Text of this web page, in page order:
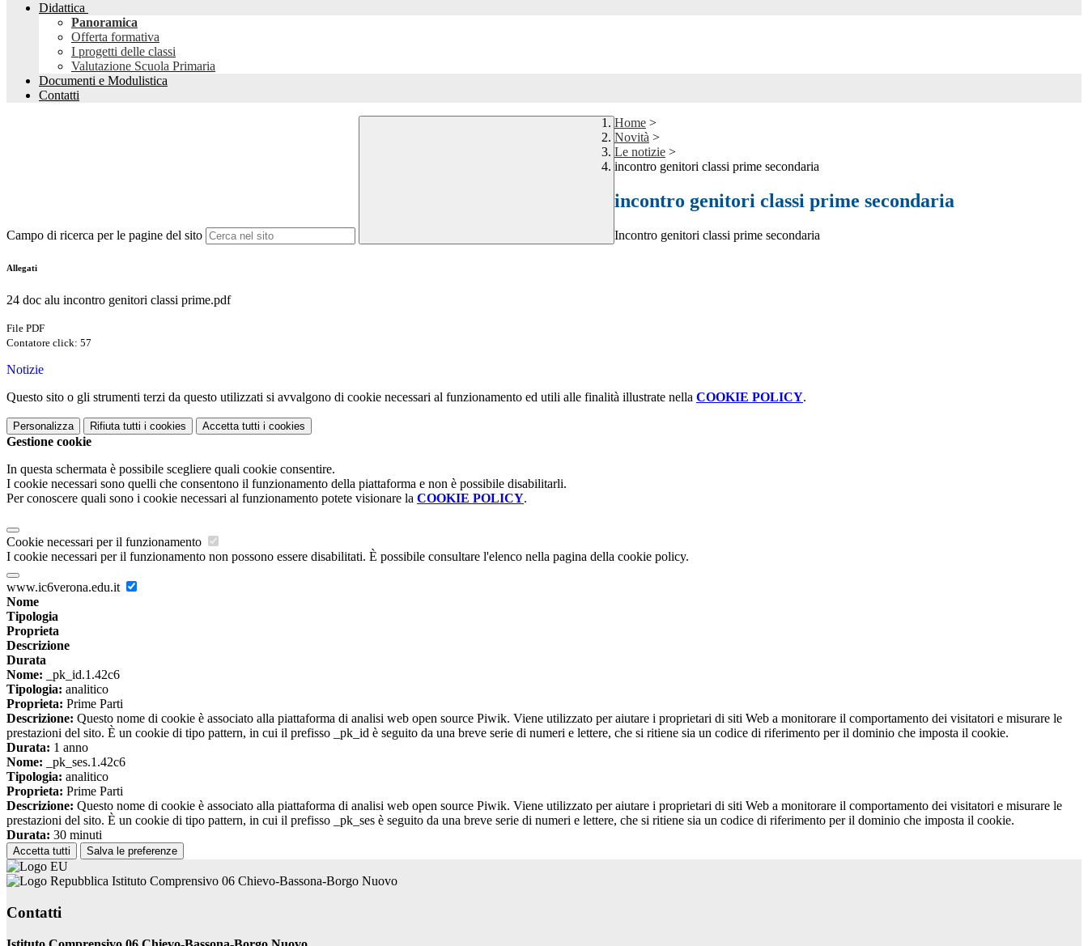
Didattica
Panoramica
Offerta formativa
I progetti delle classi
Valutazione Scuola Primaria
Documenti e Modulistica
Contatti
Campo di ricerca per le pagine del sito
Home >
Novità >
Le notizie >
incontro genitori classi prime secondaria
incontro genitori classi prime secondaria
Incontro genitori classi prime secondaria
Allegati
24 doc alu incontro genitori classi prime.pdf
File PDF
Contatore click: 57
Notizie
Questo sito o gli strumenti terzi da questo utilizzati si avvalgono di cookie necessari al funzionamento ed utili alle finalità illustrate nella COOKIE POLICY.
Personalizza Rifiuta tutti i cookies Accetta tutti i cookies
Gestione cookie
In questa schermata è possibile scegliere quali cookie consentire.
I cookie necessari sono quelli che consentono il funzionamento della piattaforma e non è possibile disabilitarli.
Per conoscere quali sono i cookie necessari al funzionamento potete visionare la COOKIE POLICY.
Cookie necessari per il funzionamento
I cookie necessari per il funzionamento non possono essere disabilitati. È possibile consultare l'elenco nella pagina della cookie policy.
www.ic6verona.edu.it
Nome
Tipologia
Proprieta
Descrizione
Durata
Nome: _pk_id.1.42c6
Tipologia: analitico
Proprieta: Prime Parti
Descrizione: Questo nome di cookie è associato alla piattaforma di analisi web open source Piwik. Viene utilizzato per aiutare i proprietari di siti Web a monitorare il comportamento dei visitatori e misurare le
prestazioni del sito. È un cookie di tipo pattern, in cui il prefisso _pk_id è seguito da una breve serie di numeri e lettere, che si ritiene sia un codice di riferimento per il dominio che imposta il cookie.
Durata: 1 anno
Nome: _pk_ses.1.42c6
Tipologia: analitico
Proprieta: Prime Parti
Descrizione: Questo nome di cookie è associato alla piattaforma di analisi web open source Piwik. Viene utilizzato per aiutare i proprietari di siti Web a monitorare il comportamento dei visitatori e misurare le
prestazioni del sito. È un cookie di tipo pattern, in cui il prefisso _pk_ses è seguito da una breve serie di numeri e lettere, che si ritiene sia un codice di riferimento per il dominio che imposta il cookie.
Durata: 30 minuti
Accetta tutti Salva le preferenze
Istituto Comprensivo 06 Chievo-Bassona-Borgo Nuovo
Contatti